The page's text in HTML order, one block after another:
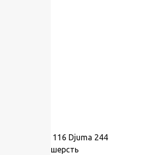
Прямой 116 Djuma 244
м, 100% шерсть